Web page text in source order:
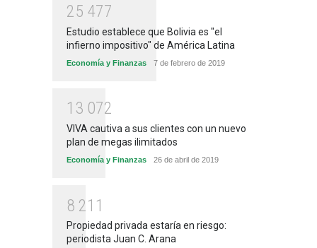
25 477
Estudio establece que Bolivia es "el
infierno impositivo" de América Latina
Economía y Finanzas 7 de febrero de 2019
1 3 072
VIVA cautiva a sus clientes con un nuevo
plan de megas ilimitados
Economía y Finanzas 26 de abril de 2019
8 21 1
Propiedad privada estaría en riesgo:
periodista Juan C. Arana